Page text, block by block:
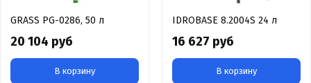
GRASS PG-0286, 50 л
20 104 руб
В корзину
IDROBASE 8.2004S 24 л
16 627 руб
В корзину